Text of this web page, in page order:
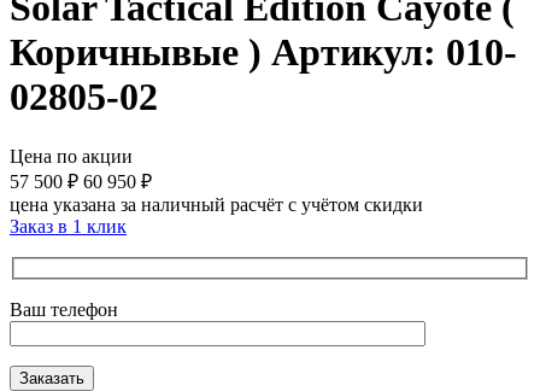
Коричнывые ) Артикул: 010-
02805-02
Цена по акции
57 500 ₽ 60 950 ₽
цена указана за наличный расчёт с учётом скидки
Заказ в 1 клик
Ваш телефон